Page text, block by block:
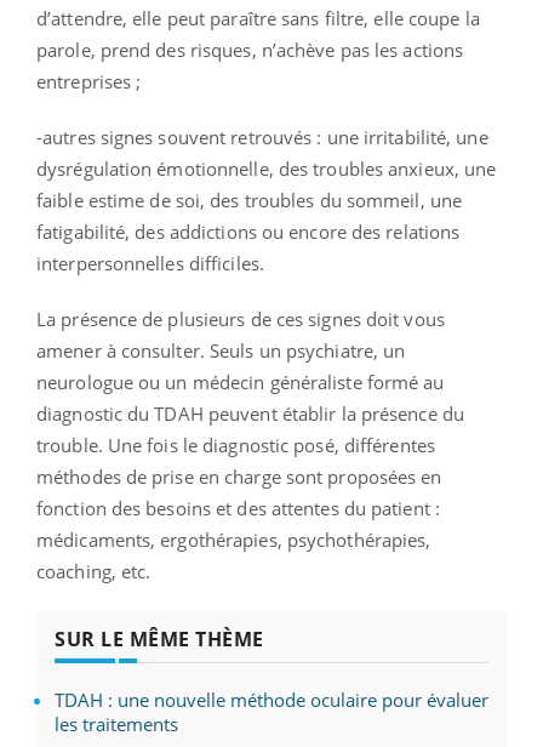
d’attendre, elle peut paraître sans filtre, elle coupe la
parole, prend des risques, n’achève pas les actions
entreprises ;
-autres signes souvent retrouvés : une irritabilité, une
dysrégulation émotionnelle, des troubles anxieux, une
faible estime de soi, des troubles du sommeil, une
fatigabilité, des addictions ou encore des relations
interpersonnelles difficiles.
La présence de plusieurs de ces signes doit vous
amener à consulter. Seuls un psychiatre, un
neurologue ou un médecin généraliste formé au
diagnostic du TDAH peuvent établir la présence du
trouble. Une fois le diagnostic posé, différentes
méthodes de prise en charge sont proposées en
fonction des besoins et des attentes du patient :
médicaments, ergothérapies, psychothérapies,
coaching, etc.
SUR LE MÊME THÈME
TDAH : une nouvelle méthode oculaire pour évaluer
les traitements